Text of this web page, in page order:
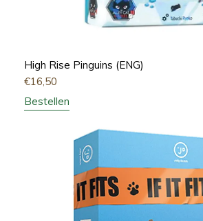
High Rise Pinguins (ENG)
€16,50
Bestellen